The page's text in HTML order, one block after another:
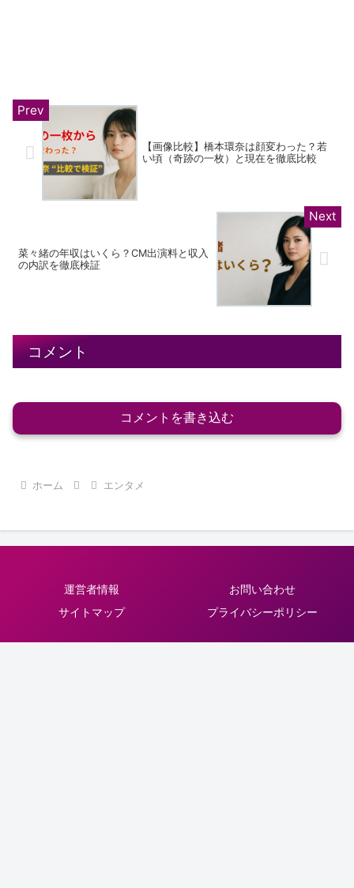
【画像比較】橋本環奈は顔変わった？若
い頃（奇跡の一枚）と現在を徹底比較
菜々緒の年収はいくら？CM出演料と収入
の内訳を徹底検証
コメント
コメントを書き込む
ホーム エンタメ
運営者情報
お問い合わせ
サイトマップ
プライバシーポリシー